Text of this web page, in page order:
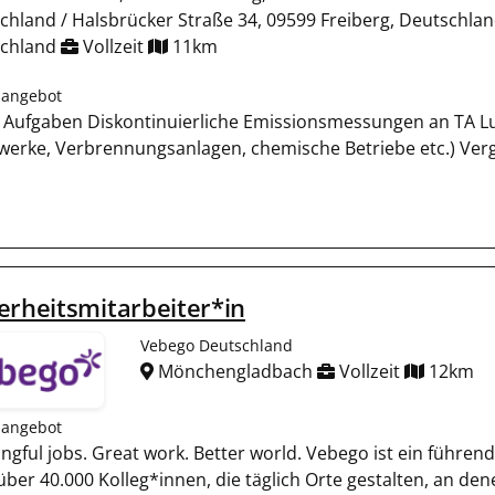
/ Halsbrücker Straße 34, 09599 Freiberg,
Vollzeit 11km
Diskontinuierliche Emissionsmessungen an TA
Verbrennungsanlagen, chemische Betriebe etc.)
Vebego Deutschland
Mönchengladbach Vollzeit 12km
jobs. Great work. Better world. Vebego ist ein
40.000 Kolleg*innen, die täglich Orte gestalten, an